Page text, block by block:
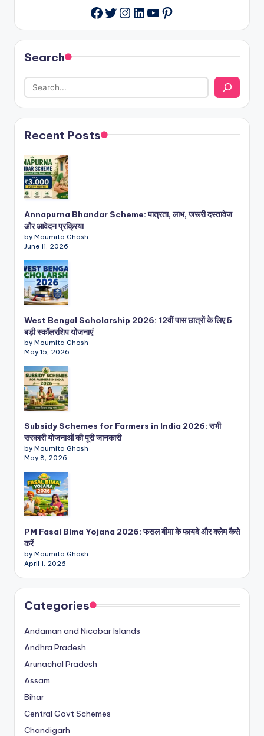
Facebook
Twitter
Instagram
LinkedIn
YouTube
Pinterest
Search
Recent Posts
Annapurna Bhandar Scheme: पात्रता, लाभ, जरूरी दस्तावेज
और आवेदन प्रक्रिया
by Moumita Ghosh
June 11, 2026
West Bengal Scholarship 2026: 12वीं पास छात्रों के लिए 5
बड़ी स्कॉलरशिप योजनाएं
by Moumita Ghosh
May 15, 2026
Subsidy Schemes for Farmers in India 2026: सभी
सरकारी योजनाओं की पूरी जानकारी
by Moumita Ghosh
May 8, 2026
PM Fasal Bima Yojana 2026: फसल बीमा के फायदे और क्लेम कैसे
करें
by Moumita Ghosh
April 1, 2026
Categories
Andaman and Nicobar Islands
Andhra Pradesh
Arunachal Pradesh
Assam
Bihar
Central Govt Schemes
Chandigarh